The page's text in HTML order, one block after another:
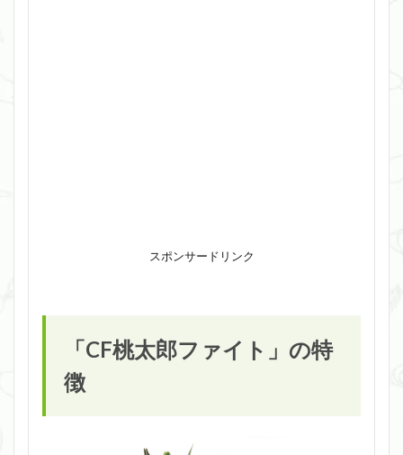
スポンサードリンク
「CF桃太郎ファイト」の特
徴